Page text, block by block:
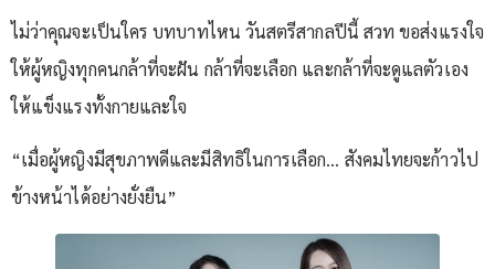
ไม่ว่าคุณจะเป็นใคร บทบาทไหน วันสตรีสากลปีนี้ สวท ขอส่งแรงใจ
ให้ผู้หญิงทุกคนกล้าที่จะฝัน กล้าที่จะเลือก และกล้าที่จะดูแลตัวเอง
ให้แข็งแรงทั้งกายและใจ
“เมื่อผู้หญิงมีสุขภาพดีและมีสิทธิในการเลือก… สังคมไทยจะก้าวไป
ข้างหน้าได้อย่างยั่งยืน”